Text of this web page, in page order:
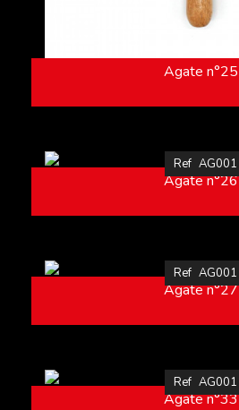
Agate n°25
Ref AG001
Agate n°26
Ref AG001
Agate n°27
Ref AG001
Agate n°33